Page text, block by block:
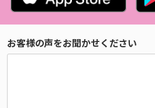
お客様の声をお聞かせください